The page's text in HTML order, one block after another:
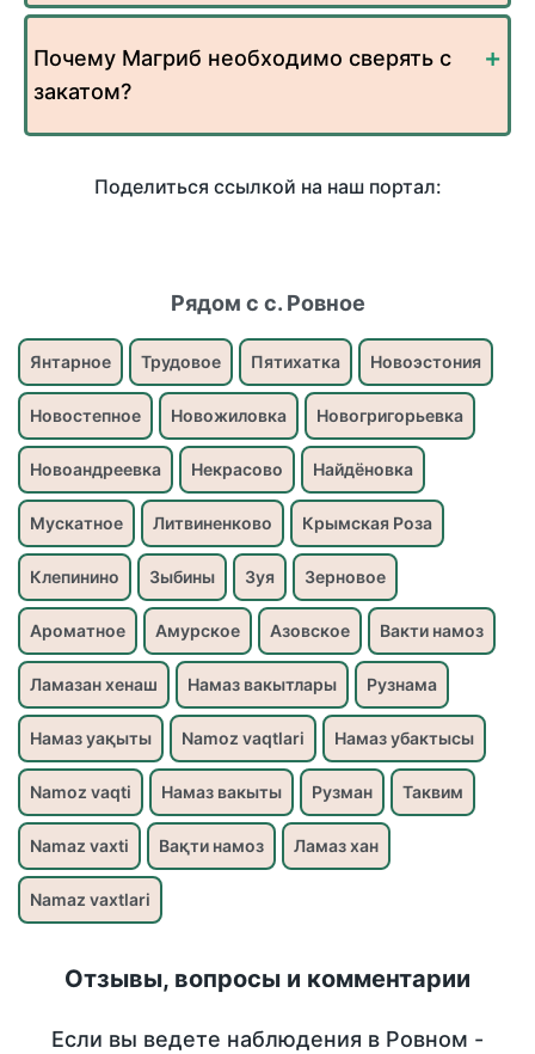
Почему Магриб необходимо сверять с
закатом?
Поделиться ссылкой на наш портал:
Рядом с с. Ровное
Янтарное Трудовое Пятихатка Новоэстония
Новостепное Новожиловка Новогригорьевка
Новоандреевка Некрасово Найдёновка
Мускатное Литвиненково Крымская Роза
Клепинино Зыбины Зуя Зерновое
Ароматное Амурское Азовское Вакти намоз
Ламазан хенаш Намаз вакытлары Рузнама
Намаз уақыты Namoz vaqtlari Намаз убактысы
Namoz vaqti Намаз вакыты Рузман Таквим
Namaz vaxti Вақти намоз Ламаз хан
Namaz vaxtlari
Отзывы, вопросы и комментарии
Если вы ведете наблюдения в Ровном -